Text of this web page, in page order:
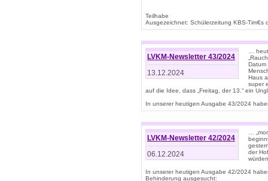
Teilhabe
Ausgezeichnet: Schülerzeitung KBS-Tim€s
LVKM-Newsletter 43/2024
13.12.2024
…
Datum
Haus
super
auf die Idee, dass „Freitag, der 13.“ ein
In unserer heutigen Ausgabe 43/2024
LVKM-Newsletter 42/2024
06.12.2024
…
der
In unserer heutigen Ausgabe 42/2024
Behinderung ausgesucht: